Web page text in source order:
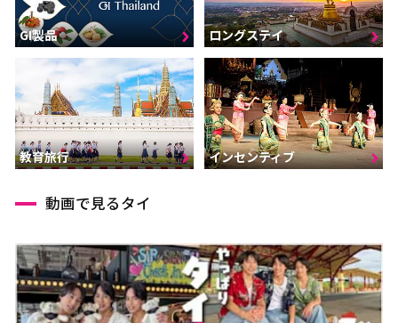
GI製品 ロングステイ
教育旅行 インセンティブ
動画で見るタイ